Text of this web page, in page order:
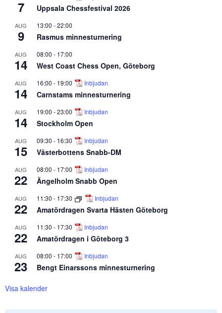
7 Uppsala Chessfestival 2026
AUG
9
13:00 -22:00
Rasmus minnesturnering
AUG
14
08:00 - 17:00
West Coast Chess Open, Göteborg
AUG
14
16:00 - 19:00 Inbjudan
Carnstams minnesturnering
AUG
14
19:00 -23:00 Inbjudan
Stockholm Open
AUG
15
09:30 - 16:30 Inbjudan
Västerbottens Snabb-DM
AUG
22
08:00 - 17:00 Inbjudan
Ängelholm Snabb Open
AUG
22
11:30 - 17:30 Inbjudan
Amatördragen Svarta Hästen Göteborg
AUG
22
11:30 - 17:30 Inbjudan
Amatördragen i Göteborg 3
AUG
23
08:00 - 17:00 Inbjudan
Bengt Einarssons minnesturnering
Visa kalender